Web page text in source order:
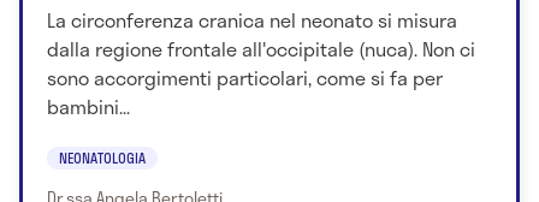
La circonferenza cranica nel neonato si misura
dalla regione frontale all'occipitale (nuca). Non ci
sono accorgimenti particolari, come si fa per
bambini...
NEONATOLOGIA